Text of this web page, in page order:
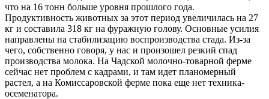
что на 16 тонн больше уровня прошлого года.
Продуктивность животных за этот период увеличилась на 27
кг и составила 318 кг на фуражную голову. Основные усилия
направлены на стабилизацию воспроизводства стада. Из-за
чего, собственно говоря, у нас и произошел резкий спад
производства молока. На Чадской молочно-товарной ферме
сейчас нет проблем с кадрами, и там идет планомерный
растел, а на Комиссаровской ферме пока еще нет техника-
осеменатора.